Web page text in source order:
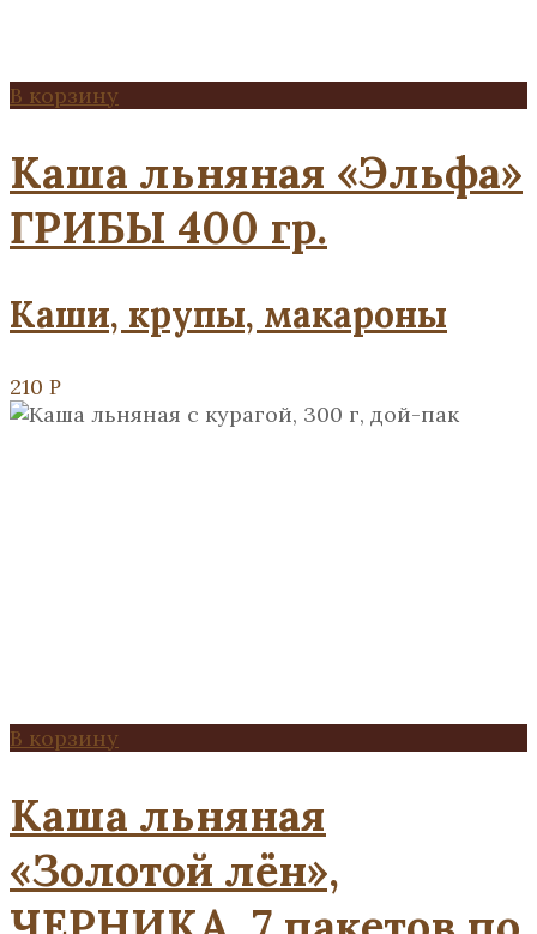
В корзину
Каша льняная «Эльфа»
ГРИБЫ 400 гр.
Каши, крупы, макароны
210 Р
В корзину
Каша льняная
«Золотой лён»,